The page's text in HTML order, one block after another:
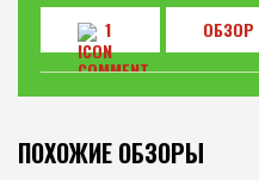
1
ОБЗОР
ПОХОЖИЕ ОБЗОРЫ